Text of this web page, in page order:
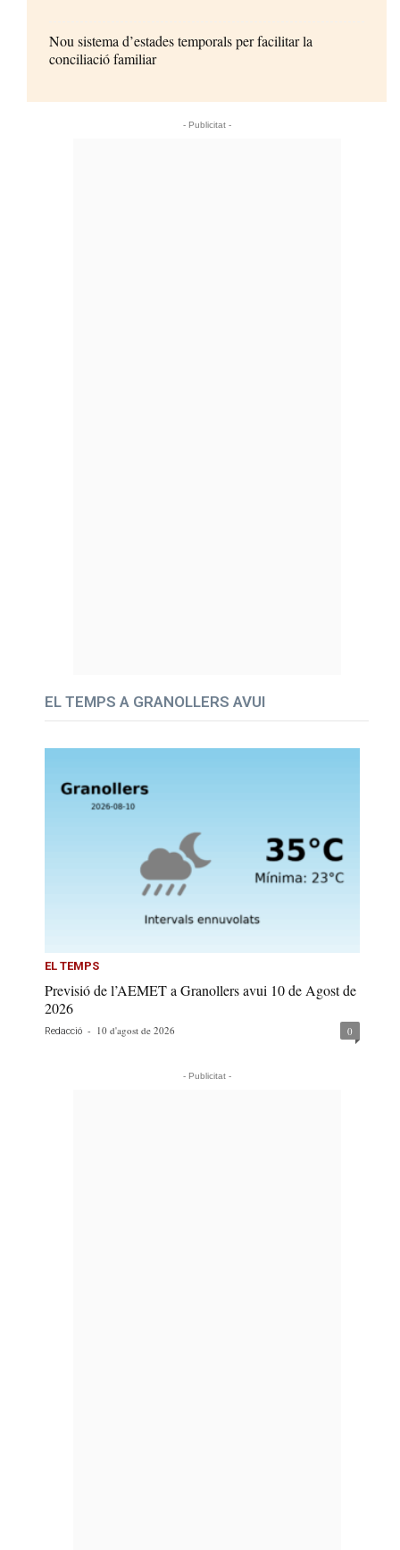
Nou sistema d’estades temporals per facilitar la
conciliació familiar
- Publicitat -
EL TEMPS A GRANOLLERS AVUI
EL TEMPS
Previsió de l’AEMET a Granollers avui 10 de Agost de
2026
Redacció - 10 d'agost de 2026 0
- Publicitat -